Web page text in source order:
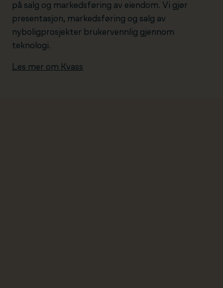
på salg og markedsføring av eiendom. Vi gjør
presentasjon, markedsføring og salg av
nyboligprosjekter brukervennlig gjennom
teknologi.
Les mer om Kvass